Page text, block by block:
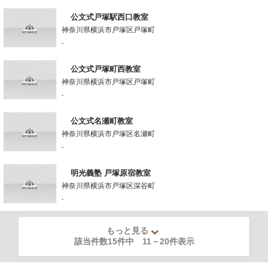
公文式戸塚駅西口教室
神奈川県横浜市戸塚区戸塚町
-
公文式戸塚町西教室
神奈川県横浜市戸塚区戸塚町
-
公文式名瀬町教室
神奈川県横浜市戸塚区名瀬町
-
明光義塾 戸塚原宿教室
神奈川県横浜市戸塚区深谷町
-
もっと見る
該当件数15件中 11 －20件表示